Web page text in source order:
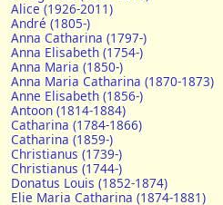
Alice (1926-2011)
André (1805-)
Anna Catharina (1797-)
Anna Elisabeth (1754-)
Anna Maria (1850-)
Anna Maria Catharina (1870-1873)
Anne Elisabeth (1856-)
Antoon (1814-1884)
Catharina (1784-1866)
Catharina (1859-)
Christianus (1739-)
Christianus (1744-)
Donatus Louis (1852-1874)
Elie Maria Catharina (1874-1881)